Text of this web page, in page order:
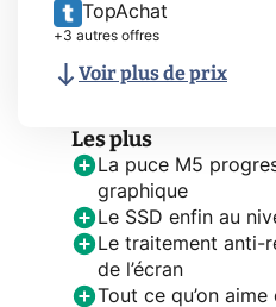
TopAchat
+3 autres offres
Voir plus de prix
Les plus
La puce M5
graphique
Le SSD enfin au
Le traitement anti-
de l’écran
Tout ce qu’on